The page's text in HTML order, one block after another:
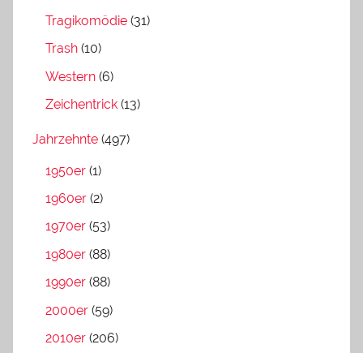
Tragikomödie (31)
Trash (10)
Western (6)
Zeichentrick (13)
Jahrzehnte (497)
1950er (1)
1960er (2)
1970er (53)
1980er (88)
1990er (88)
2000er (59)
2010er (206)